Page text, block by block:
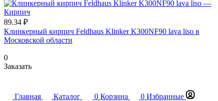
89.34 ₽
Клинкерный кирпич Feldhaus Klinker K300NF90 lava liso в
Московской области
0
Заказать
Главная Каталог 0 Корзина 0 Избранные